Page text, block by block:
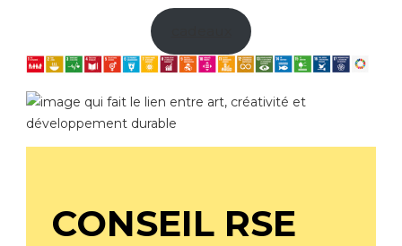
CONSEIL RSE